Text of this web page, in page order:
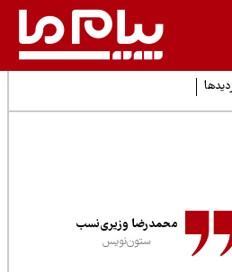
محمدرضا وزیری‌نسب
ستون‌نویس